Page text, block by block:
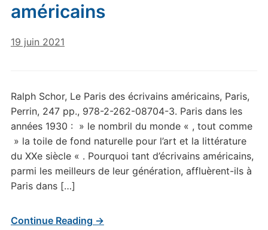
américains
19 juin 2021
Ralph Schor, Le Paris des écrivains américains, Paris,
Perrin, 247 pp., 978-2-262-08704-3. Paris dans les
années 1930 : » le nombril du monde « , tout comme
» la toile de fond naturelle pour l’art et la littérature
du XXe siècle « . Pourquoi tant d’écrivains américains,
parmi les meilleurs de leur génération, affluèrent-ils à
Paris dans […]
Continue Reading →